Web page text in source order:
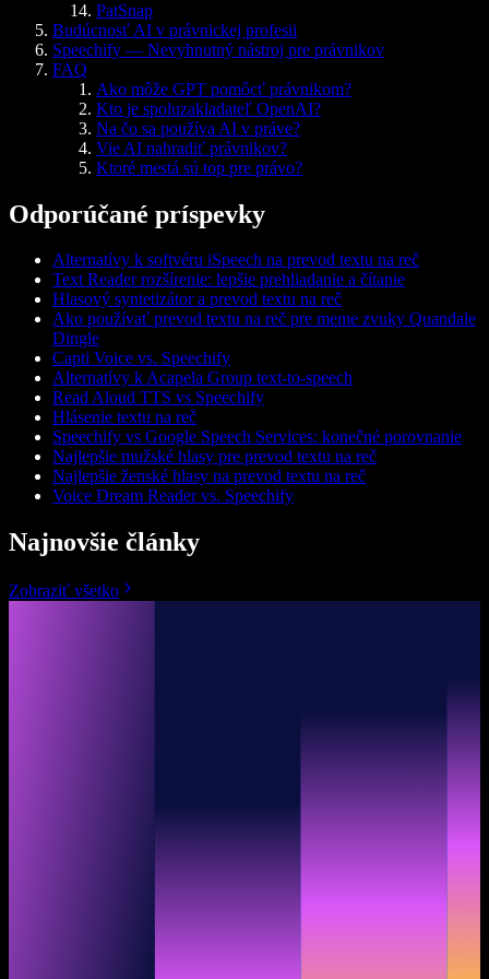
PatSnap
Budúcnosť AI v právnickej profesii
Speechify — Nevyhnutný nástroj pre právnikov
FAQ
Ako môže GPT pomôcť právnikom?
Kto je spoluzakladateľ OpenAI?
Na čo sa používa AI v práve?
Vie AI nahradiť právnikov?
Ktoré mestá sú top pre právo?
Odporúčané príspevky
Alternatívy k softvéru iSpeech na prevod textu na reč
Text Reader rozšírenie: lepšie prehliadanie a čítanie
Hlasový syntetizátor a prevod textu na reč
Ako používať prevod textu na reč pre meme zvuky Quandale
Dingle
Capti Voice vs. Speechify
Alternatívy k Acapela Group text-to-speech
Read Aloud TTS vs Speechify
Hlásenie textu na reč
Speechify vs Google Speech Services: konečné porovnanie
Najlepšie mužské hlasy pre prevod textu na reč
Najlepšie ženské hlasy na prevod textu na reč
Voice Dream Reader vs. Speechify
Najnovšie články
Zobraziť všetko